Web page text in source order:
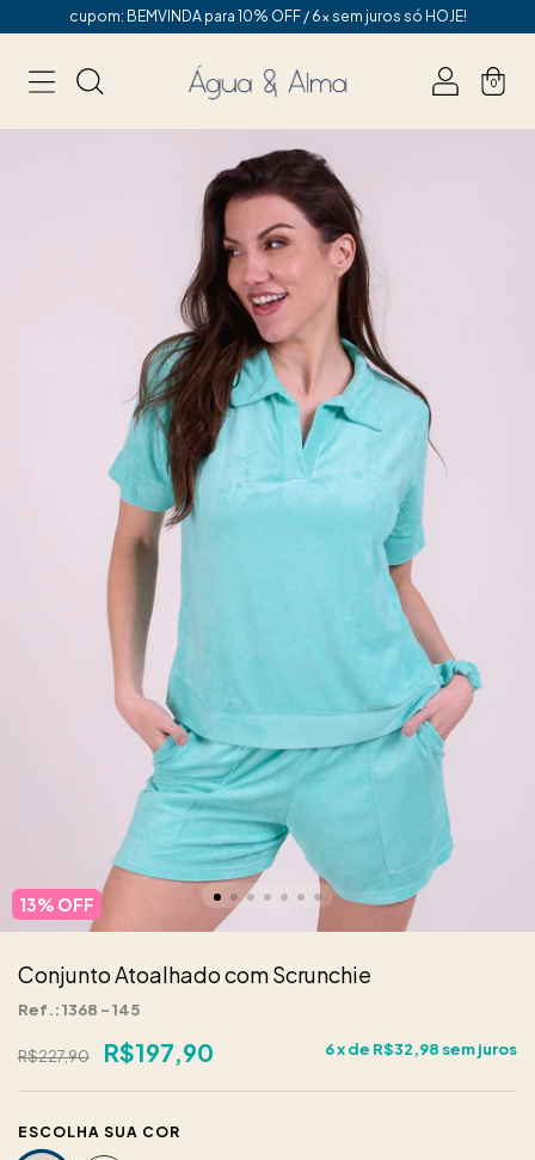
cupom: BEMVINDA para 10% OFF / 6x sem juros só HOJE!
0
13% OFF
Conjunto Atoalhado com Scrunchie
Ref.: 1368 - 145
R$227,90 R$197,90 6x de R$32,98 sem juros
COR